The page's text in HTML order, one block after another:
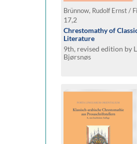
Brünnow, Rudolf Ernst /
17,2
Chrestomathy of
Literature
9th, revised edition by
Bjørsnøs